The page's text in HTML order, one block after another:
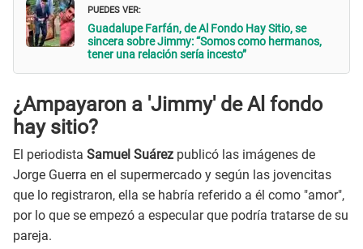
PUEDES VER:
Guadalupe Farfán, de Al Fondo Hay Sitio, se
sincera sobre Jimmy: “Somos como hermanos,
tener una relación sería incesto”
¿Ampayaron a 'Jimmy' de Al fondo
hay sitio?
El periodista Samuel Suárez publicó las imágenes de
Jorge Guerra en el supermercado y según las jovencitas
que lo registraron, ella se habría referido a él como "amor",
por lo que se empezó a especular que podría tratarse de su
pareja.